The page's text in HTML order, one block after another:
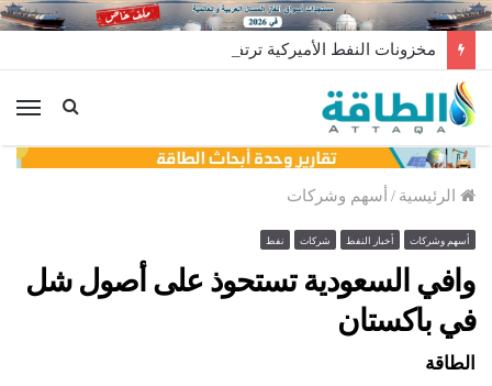
الرئيسية / أسهم وشركات
أسهم وشركات أخبار النفط شركات نفط
وافي السعودية تستحوذ على أصول شل
في باكستان
الطاقة